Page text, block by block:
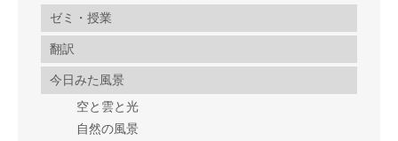
ゼミ・授業
翻訳
今日みた風景
空と雲と光
自然の風景